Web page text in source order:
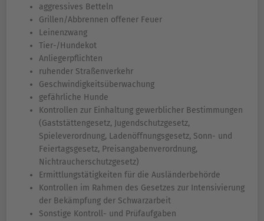
aggressives Betteln
Grillen/Abbrennen offener Feuer
Leinenzwang
Tier-/Hundekot
Anliegerpflichten
ruhender Straßenverkehr
Geschwindigkeitsüberwachung
gefährliche Hunde
Kontrollen zur Einhaltung gewerblicher Bestimmungen
(Gaststättengesetz, Jugendschutzgesetz,
Spieleverordnung, Ladenöffnungsgesetz, Sonn- und
Feiertagsgesetz, Preisangabenverordnung,
Nichtraucherschutzgesetz)
Ermittlungstätigkeiten für die Ausländerbehörde
Kontrollen im Rahmen des Gesetzes zur Intensivierung
der Bekämpfung der Schwarzarbeit
Sonstige Kontroll- und Prüfaufgaben